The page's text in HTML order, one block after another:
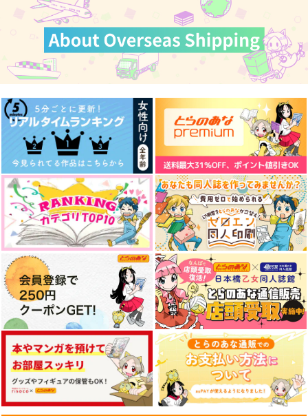
（税込）
三日月宗近
サンプル
作品詳細
3,287円 （税込）
山伏国広
サンプル
作品詳細
いもけんぴ
3,287円（税込）
山伏国広
サンプル
作品詳細
ひとひらを閉じ込めて
メメントミント
1,283 （税込）
サンプル
作品詳細
Rutted Road
ナツノヲワリ
2,515円 （税込）
豊前江×篭手切江
サンプル
作品詳細
つるコレ
さくさく
2,987円 （税込）
鶴丸国永
サンプル
作品詳細